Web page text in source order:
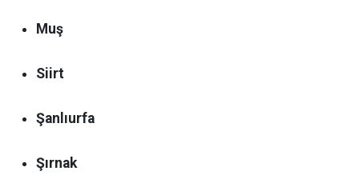
Muş
Siirt
Şanlıurfa
Şırnak